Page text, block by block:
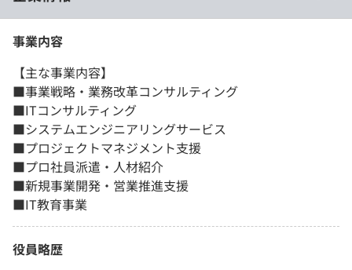
事業内容
【主な事業内容】
■事業戦略・業務改革コンサルティング
■ITコンサルティング
■システムエンジニアリングサービス
■プロジェクトマネジメント支援
■プロ社員派遣・人材紹介
■新規事業開発・営業推進支援
■IT教育事業
役員略歴